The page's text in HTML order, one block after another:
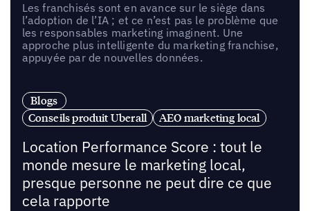
Les franchisés sont en avance sur le siège dans
l’adoption de l’IA ; et ce n’est pas le problème que
les responsables marketing imaginent. Une
approche plus intelligente du marketing franchise,
appuyée par de nouvelles données.
Blogs
Conseils produit Uberall
AEO marketing local
Location Performance Score : tout le
monde mesure le marketing local,
presque personne ne peut dire ce que
cela rapporte